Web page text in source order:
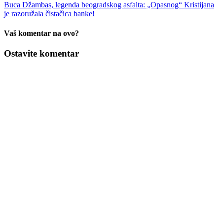
Buca Džambas, legenda beogradskog asfalta: „Opasnog“ Kristijana
je razoružala čistačica banke!
Vaš komentar na ovo?
Ostavite komentar